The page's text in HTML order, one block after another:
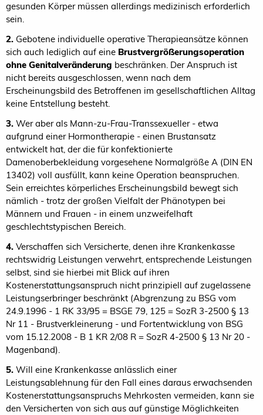
gesunden Körper müssen allerdings medizinisch erforderlich
sein.
2. Gebotene individuelle operative Therapieansätze können
sich auch lediglich auf eine Brustvergrößerungsoperation
ohne Genitalveränderung beschränken. Der Anspruch ist
nicht bereits ausgeschlossen, wenn nach dem
Erscheinungsbild des Betroffenen im gesellschaftlichen Alltag
keine Entstellung besteht.
3. Wer aber als Mann-zu-Frau-Transsexueller - etwa
aufgrund einer Hormontherapie - einen Brustansatz
entwickelt hat, der die für konfektionierte
Damenoberbekleidung vorgesehene Normalgröße A (DIN EN
13402) voll ausfüllt, kann keine Operation beanspruchen.
Sein erreichtes körperliches Erscheinungsbild bewegt sich
nämlich - trotz der großen Vielfalt der Phänotypen bei
Männern und Frauen - in einem unzweifelhaft
geschlechtstypischen Bereich.
4. Verschaffen sich Versicherte, denen ihre Krankenkasse
rechtswidrig Leistungen verwehrt, entsprechende Leistungen
selbst, sind sie hierbei mit Blick auf ihren
Kostenerstattungsanspruch nicht prinzipiell auf zugelassene
Leistungserbringer beschränkt (Abgrenzung zu BSG vom
24.9.1996 - 1 RK 33/95 = BSGE 79, 125 = SozR 3-2500 § 13
Nr 11 - Brustverkleinerung - und Fortentwicklung von BSG
vom 15.12.2008 - B 1 KR 2/08 R = SozR 4-2500 § 13 Nr 20 -
Magenband).
5. Will eine Krankenkasse anlässlich einer
Leistungsablehnung für den Fall eines daraus erwachsenden
Kostenerstattungsanspruchs Mehrkosten vermeiden, kann sie
den Versicherten von sich aus auf günstige Möglichkeiten